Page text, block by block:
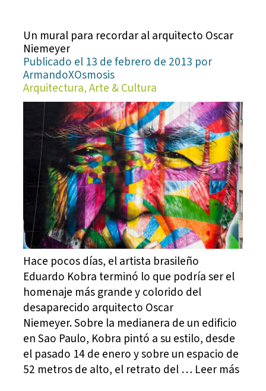
Un mural para recordar al arquitecto Oscar
Niemeyer
Publicado el 13 de febrero de 2013 por
ArmandoXOsmosis
Arquitectura, Arte & Cultura
Hace pocos días, el artista brasileño
Eduardo Kobra terminó lo que podría ser el
homenaje más grande y colorido del
desaparecido arquitecto Oscar
Niemeyer. Sobre la medianera de un edificio
en Sao Paulo, Kobra pintó a su estilo, desde
el pasado 14 de enero y sobre un espacio de
52 metros de alto, el retrato del … Leer más